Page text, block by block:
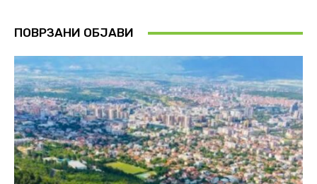
ПОВРЗАНИ ОБЈАВИ